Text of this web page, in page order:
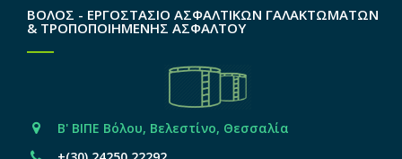
ΒΟΛΟΣ - ΕΡΓΟΣΤΑΣΙΟ ΑΣΦΑΛΤΙΚΩΝ ΓΑΛΑΚΤΩΜΑΤΩΝ
& ΤΡΟΠΟΠΟΙΗΜΕΝΗΣ ΑΣΦΑΛΤΟΥ
Β' ΒΙΠΕ Βόλου, Βελεστίνο, Θεσσαλία